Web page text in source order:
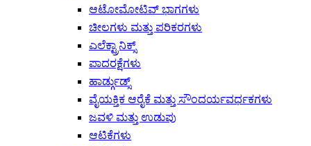
ಆಟೋಮೋಟಿವ್ ಭಾಗಗಳು
ಚೀಲಗಳು ಮತ್ತು ಪರಿಕರಗಳು
ಎಲೆಕ್ಟ್ರಾನಿಕ್ಸ್
ಪಾದರಕ್ಷೆಗಳು
ಹಾರ್ಡ್ಗುಡ್ಸ್
ವೈಯಕ್ತಿಕ ಆರೈಕೆ ಮತ್ತು ಸೌಂದರ್ಯವರ್ಧಕಗಳು
ಜವಳಿ ಮತ್ತು ಉಡುಪು
ಆಟಿಕೆಗಳು